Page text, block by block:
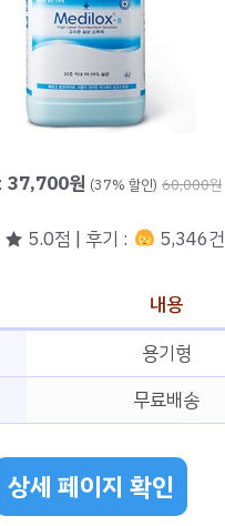
37,700원 (37% 할인) 60,000원
★ 5.0점 | 후기 : 5,346건
내용
용기형
무료배송
상세 페이지 확인